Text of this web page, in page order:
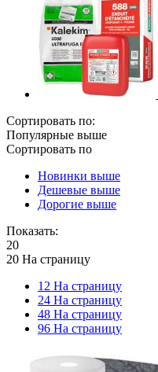
Сортировать по:
Популярные выше
Сортировать по
Новинки выше
Дешевые выше
Дорогие выше
Показать:
20
20 На страницу
12 На страницу
24 На страницу
48 На страницу
96 На страницу